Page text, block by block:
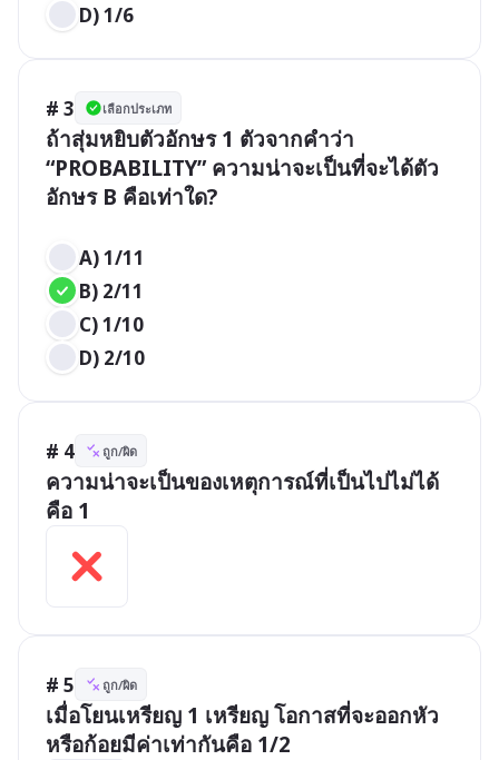
D) 1/6
# 3 เลือกประเภท
ถ้าสุ่มหยิบตัวอักษร 1 ตัวจากคำว่า
“PROBABILITY” ความน่าจะเป็นที่จะได้ตัว
อักษร B คือเท่าใด?
A) 1/11
B) 2/11
C) 1/10
D) 2/10
# 4 ถูก/ผิด
ความน่าจะเป็นของเหตุการณ์ที่เป็นไปไม่ได้
คือ 1
# 5 ถูก/ผิด
เมื่อโยนเหรียญ 1 เหรียญ โอกาสที่จะออกหัว
หรือก้อยมีค่าเท่ากันคือ 1/2